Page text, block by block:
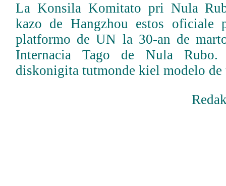
La Konsila Komitato pri Nula
kazo de Hangzhou estos oficiale
platformo de UN la 30-an de
Internacia Tago de Nula Rubo.
diskonigita tutmonde kiel modelo